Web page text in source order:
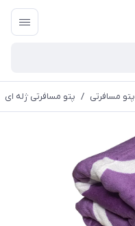
پتو مسافرتی / پتو مسافرتی ژله ای